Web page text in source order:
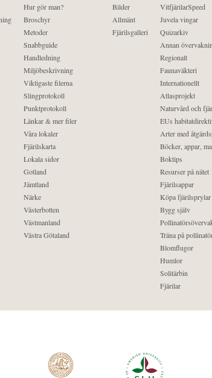
Hur gör man?
Broschyr
Metoder
Snabbguide
Handledning
Miljöbeskrivning
Viktigaste filerna
Slingprotokoll
Punktprotokoll
Länkar & mer filer
Våra lokaler
Fjärilskarta
Lokala sidor
Gotland
Jämtland
Närke
Västerbotten
Västmanland
Västra Götaland
Bilder
Allmänt
Fjärilsgalleri
VitfjärilarSpeed
Juvela vingar
Quizarkiv
Annan
Regionalt
Faunaväkteri
Internationellt
Atlasprojekt
Naturvård och
EUs
Arter med
Böcker, appar,
Boktips
Resurser på nätet
Fjärilsappar
Köpa fjärilsprylar
Bygg själv
Träna på
Blomflugor
Humlor
Solitärbin
Fjärilar